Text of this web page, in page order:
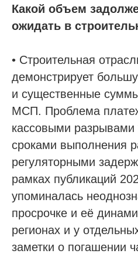
Какой объем
ожидать в
• Строительная
демонстрирует
и существенные
МСП. Проблема
кассовыми разрывами
сроками выполнения
регуляторными
рамках публикаций
упоминалась
просрочке и её
регионах и у
заметки о погашении